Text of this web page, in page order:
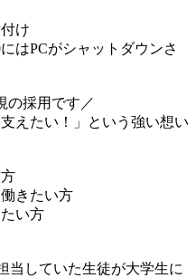
け
はPCがシャットダウンさ
の採用です／
えたい！」という強い想い
きたい方
い方
当していた生徒が大学生に